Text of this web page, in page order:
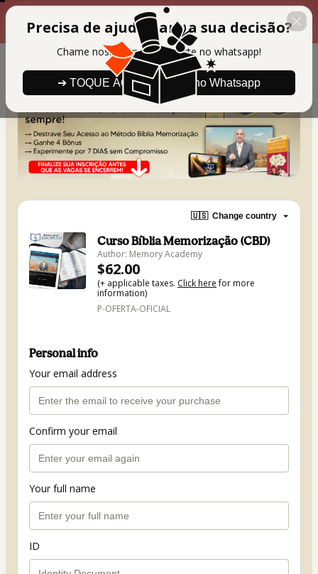
Precisa de ajuda para a sua decisão?
Chame nosso time de suporte no whatsapp!
➔ TOQUE AQUI para falar no Whatsapp
00 : 19 : 39 Últimas Vagas com Desconto
🇺🇸 Change country
Curso Bíblia Memorização (CBD)
Author: Memory Academy
$62.00
(+ applicable taxes. Click herefor more
information)
P-OFERTA-OFICIAL
Personal info
Your email address
Confirm your email
Your full name
ID